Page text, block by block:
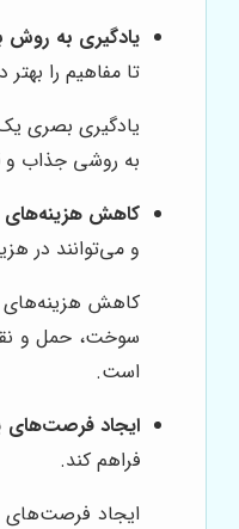
یادگیری به
تا مفاهیم را
یادگیری بصری یک
به روشی جذاب و
کاهش هزینه‌های
و می‌توانند در
کاهش هزینه‌های
سوخت، حمل و نقل
است.
ایجاد فرصت‌های
فراهم کند.
ایجاد فرصت‌های